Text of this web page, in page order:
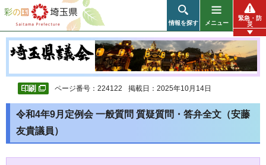
彩の国 埼玉県
情報を探す メニュー
緊急・防
災
ページ番号：224122 掲載日：2025年10月14日
令和4年9月定例会 一般質問 質疑質問・答弁全文（安藤
友貴議員）